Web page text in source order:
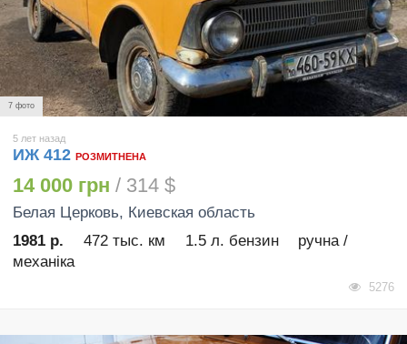
7 фото
5 лет назад
ИЖ 412 РОЗМИТНЕНА
14 000 грн / 314 $
Белая Церковь, Киевская область
1981 р.
472 тыс. км 1.5 л. бензин
ручна /
механіка
5276